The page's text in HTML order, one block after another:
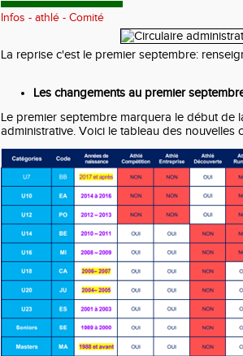
Infos - athlé - Comité
La reprise c'est le premier septembre:
Les changements au premier
Le premier septembre marquera le début de
administrative. Voici le tableau des nouvelles